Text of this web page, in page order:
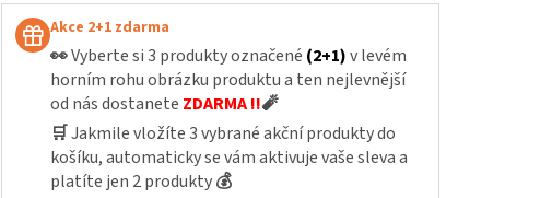
Akce 2+1 zdarma
👀Vyberte si 3 produkty označené (2+1)v levém
horním rohu obrázku produktu a ten nejlevnější
od nás dostanete ZDARMA !!🧨
🛒Jakmile vložíte 3 vybrané akční produkty do
košíku, automaticky se vám aktivuje vaše sleva a
platíte jen 2 produkty💰